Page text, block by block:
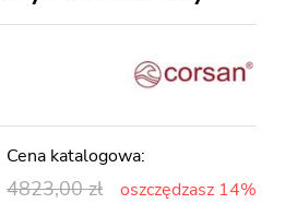
4823,00
oszczędzasz 14%